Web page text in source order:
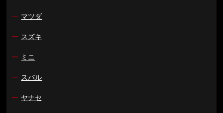
ー マツダ
ー スズキ
ー ミニ
ー スバル
ー ヤナセ